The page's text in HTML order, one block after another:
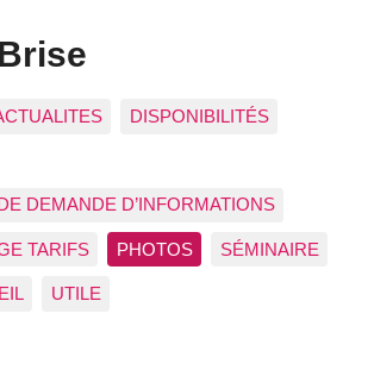
DISPONIBILITÉS
DEMANDE D’INFORMATIONS
TARIFS PHOTOS SÉMINAIRE
UTILE